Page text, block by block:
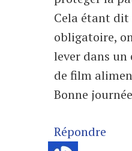
Cela étant dit
obligatoire,
lever dans
de film
Bonne journée
Répondre